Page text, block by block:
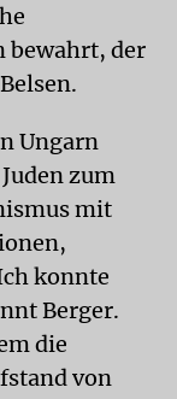
bewahrt, der
Ungarn
zum
mit
konnte
Berger.
die
von